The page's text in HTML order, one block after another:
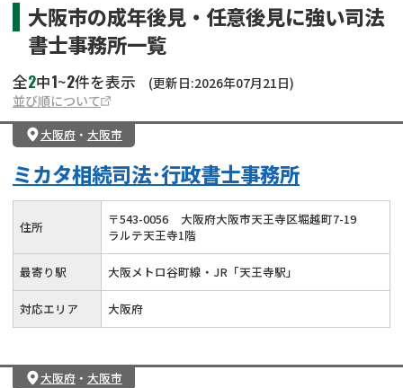
大阪市の成年後見・任意後見に強い司法
書士事務所一覧
全2中1~2件を表示
(更新日:2026年07月21日)
並び順について
大阪府・ 大阪市
ミカタ相続司法･行政書士事務所
住所 〒543-0056
大阪府大阪市天王寺区堀越町7-19
ラルテ天王寺1階
最寄り駅 大阪メトロ谷町線・JR「天王寺駅」
対応エリア 大阪府
大阪府・ 大阪市